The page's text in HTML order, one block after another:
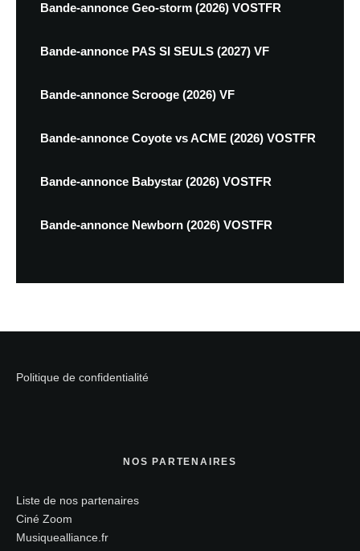
Bande-annonce Geo-storm (2026) VOSTFR
Bande-annonce PAS SI SEULS (2027) VF
Bande-annonce Scrooge (2026) VF
Bande-annonce Coyote vs ACME (2026) VOSTFR
Bande-annonce Babystar (2026) VOSTFR
Bande-annonce Newborn (2026) VOSTFR
Politique de confidentialité
NOS PARTENAIRES
Liste de nos partenaires
Ciné Zoom
Musiquealliance.fr